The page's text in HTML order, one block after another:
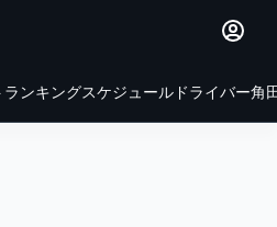
ランキングスケジュール ドライバー角